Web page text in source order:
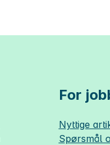
For
Nyttige
Spørsmål